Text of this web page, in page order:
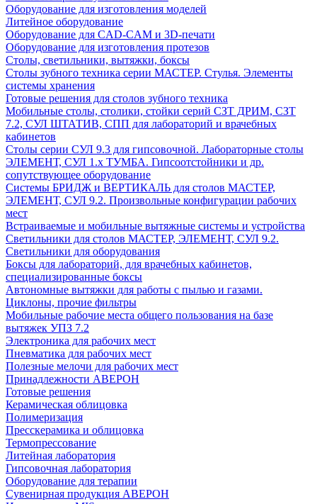
Оборудование для изготовления моделей
Литейное оборудование
Оборудование для CAD-CAM и 3D-печати
Оборудование для изготовления протезов
Cтолы, светильники, вытяжки, боксы
Столы зубного техника серии МАСТЕР. Стулья. Элементы
системы хранения
Готовые решения для столов зубного техника
Мобильные столы, столики, стойки серий СЗТ ДРИМ, СЗТ
7.2, СУЛ ШТАТИВ, СПП для лабораторий и врачебных
кабинетов
Столы серии СУЛ 9.3 для гипсовочной. Лабораторные столы
ЭЛЕМЕНТ, СУЛ 1.х ТУМБА. Гипсоотстойники и др.
сопутствующее оборудование
Системы БРИДЖ и ВЕРТИКАЛЬ для столов МАСТЕР,
ЭЛЕМЕНТ, СУЛ 9.2. Произвольные конфигурации рабочих
мест
Встраиваемые и мобильные вытяжные системы и устройства
Светильники для столов МАСТЕР, ЭЛЕМЕНТ, СУЛ 9.2.
Светильники для оборудования
Боксы для лабораторий, для врачебных кабинетов,
специализированные боксы
Автономные вытяжки для работы с пылью и газами.
Циклоны, прочие фильтры
Мобильные рабочие места общего пользования на базе
вытяжек УПЗ 7.2
Электроника для рабочих мест
Пневматика для рабочих мест
Полезные мелочи для рабочих мест
Принадлежности АВЕРОН
Готовые решения
Керамическая облицовка
Полимеризация
Пресскерамика и облицовка
Термопрессование
Литейная лаборатория
Гипсовочная лаборатория
Оборудование для терапии
Сувенирная продукция АВЕРОН